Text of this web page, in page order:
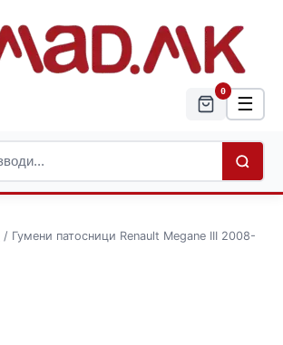
0
☰
/ Гумени патосници Renault Megane III 2008-